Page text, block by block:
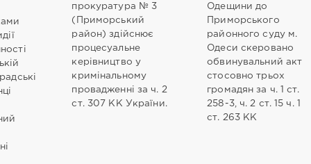
прокуратура № 3
(Приморський
район) здійснює
процесуальне
керівництво у
кримінальному
провадженні за ч. 2
ст. 307 КК України.
Одещини до
Приморського
районного суду м.
Одеси скеровано
обвинувальний акт
стосовно трьох
громадян за ч. 1 ст.
258-3, ч. 2 ст. 15 ч. 1
ст. 263 КК